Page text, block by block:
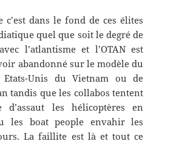
c’est dans le fond de ces élites
quel que soit le degré de
l’atlantisme et l’OTAN est
abandonné sur le modèle du
Etats-Unis du Vietnam ou de
tandis que les collabos tentent
d’assaut les hélicoptères en
les boat people envahir les
La faillite est là et tout ce